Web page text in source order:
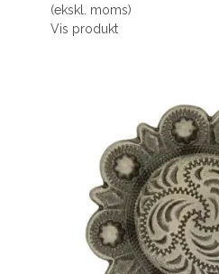
(ekskl. moms)
Vis produkt